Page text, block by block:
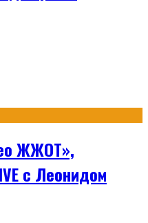
ЖЖОТ»,
с Леонидом